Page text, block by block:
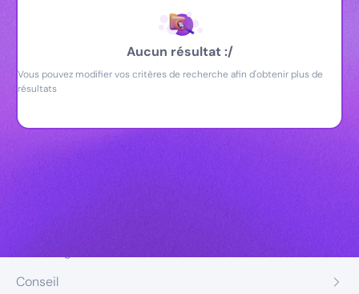
Aucun résultat :/
Vous pouvez modifier vos critères de recherche afin d'obtenir plus de
résultats
Conseil